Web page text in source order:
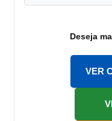
Deseja
VER